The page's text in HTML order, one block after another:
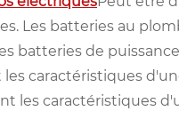
Les batteries au
batteries de
caractéristiques
les caractéristiques